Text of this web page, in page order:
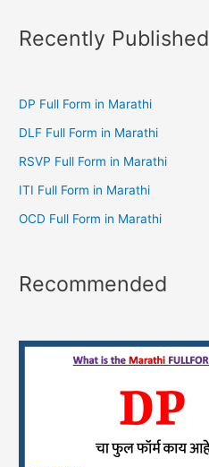
Recently Published
DP Full Form in Marathi
DLF Full Form in Marathi
RSVP Full Form in Marathi
ITI Full Form in Marathi
OCD Full Form in Marathi
Recommended